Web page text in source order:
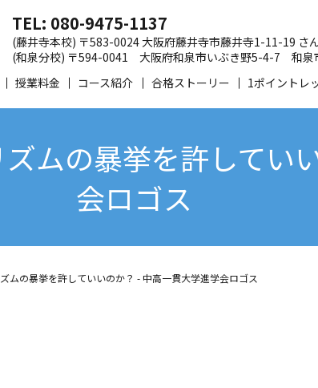
授業料金 コース紹介 合格ストーリー 1ポイントレ
TEL: 080-9475-1137
(藤井寺本校) 〒583-0024 大阪府藤井寺市藤井寺1-11-19 さ
(和泉分校) 〒594-0041 大阪府和泉市いぶき野5-4-7 和泉
ムの暴挙を許してい
会ロゴス
ムの暴挙を許していいのか？ - 中高一貫大学進学会ロゴス